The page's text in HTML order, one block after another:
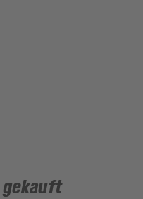
gekauft